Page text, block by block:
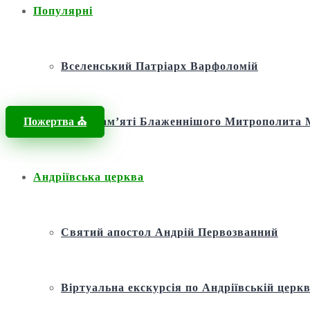
Популярні
Вселенський Патріарх Варфоломій
Фонд пам’яті Блаженнішого
Андріївська церква
Святий апостол Андрій Первозванний
Віртуальна екскурсія по Андріївській
Пожертва ⛪️